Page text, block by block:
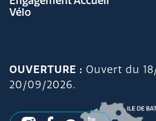
Vélo
OUVERTURE : Ouvert du
20/09/2026.